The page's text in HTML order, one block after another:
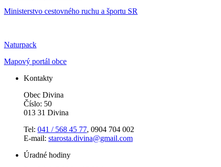
Ministerstvo cestovného ruchu a športu SR
Naturpack
Mapový portál obce
Kontakty
Obec Divina
Číslo: 50
013 31 Divina
Tel: 041 / 568 45 77, 0904 704 002
E-mail: starosta.divina@gmail.com
Úradné hodiny